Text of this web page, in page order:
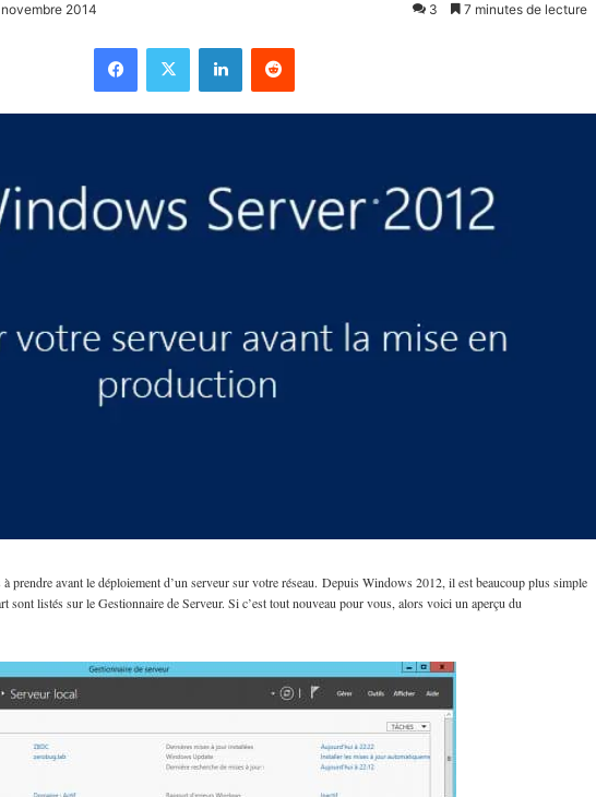
2014 3 7 minutes de lecture
prendre avant le déploiement d’un serveur sur votre réseau. Depuis Windows 2012, il est beaucoup plus simple
sont listés sur le Gestionnaire de Serveur. Si c’est tout nouveau pour vous, alors voici un aperçu du